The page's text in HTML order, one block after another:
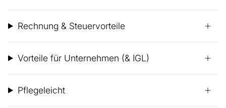
Rechnung & Steuervorteile
Vorteile für Unternehmen (& IGL)
Pflegeleicht